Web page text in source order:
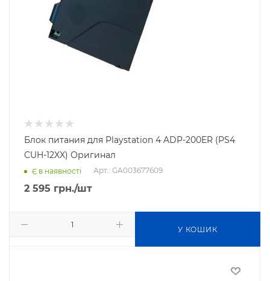
Блок питания для Playstation 4 ADP-200ER (PS4
CUH-12XX) Оригинал
Є в наявності Арт.: GA003677609
2 595 грн./шт
У КОШИК